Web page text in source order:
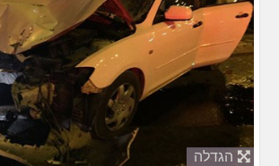
הגדלה